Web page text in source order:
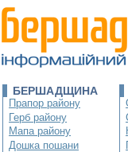
БЕРШАДЩИНА
Прапор району
Герб району
Мапа району
Дошка пошани